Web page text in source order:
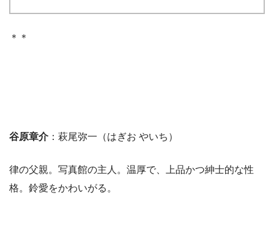
＊＊
谷原章介：萩尾弥一（はぎお やいち）
律の父親。写真館の主人。温厚で、上品かつ紳士的な性
格。鈴愛をかわいがる。